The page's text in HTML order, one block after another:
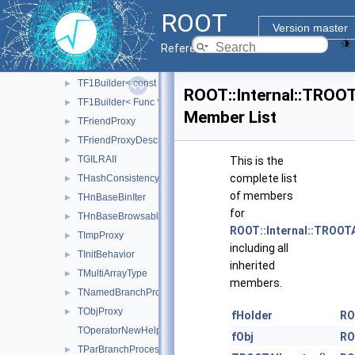
ROOT
Version master
Reference Guide
► TDefaultInitBehavior
TDirectoryAtomicAdapter
► TExecutor
► TF1Builder
► TF1Builder< const char * >
► TF1Builder< Func * >
► TFriendProxy
► TFriendProxyDescriptor
► TGILRAII
► THashConsistencyHolder
► THnBaseBinIter
► THnBaseBrowsable
► TImpProxy
► TInitBehavior
► TMultiArrayType
► TNamedBranchProxy
►
TObjProxy
TOperatorNewHelper
► TParBranchProcessingRAII
Member List
This is the
complete list
of members
for
including all
inherited
members.
fHolder
fObj